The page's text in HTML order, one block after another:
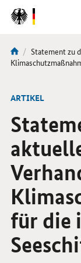
DirektZu:
Navigation
Sie
sind
Aktuelle
Seite:
Statement zu
ARTIKEL
für die